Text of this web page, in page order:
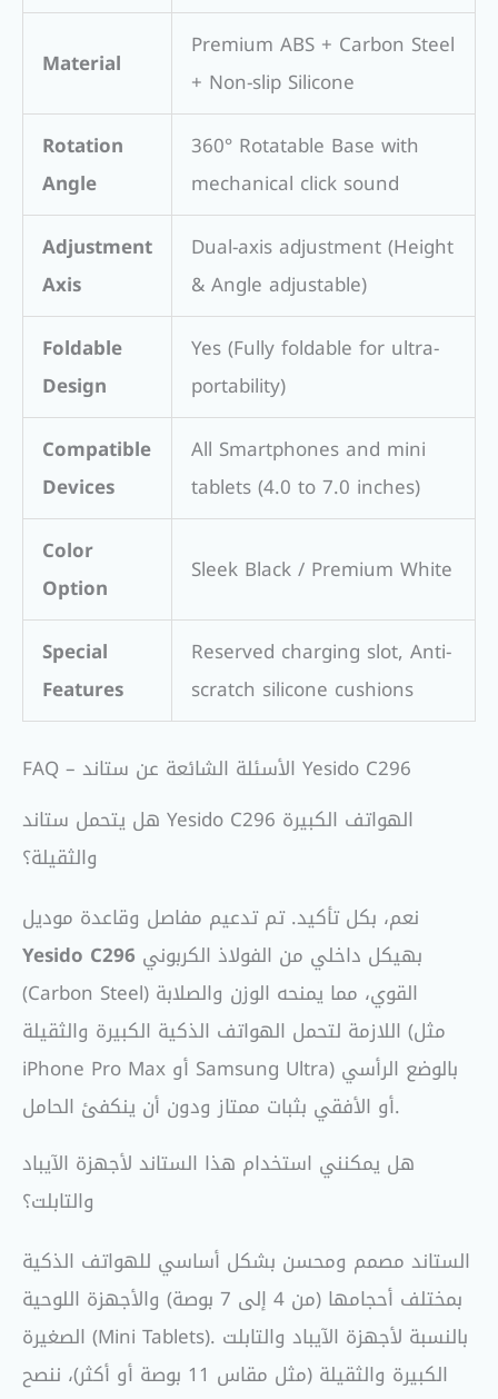
Material
Premium ABS + Carbon Steel
+ Non-slip Silicone
Rotation
Angle
360° Rotatable Base with
mechanical click sound
Adjustment
Axis
Dual-axis adjustment (Height
& Angle adjustable)
Foldable
Design
Yes (Fully foldable for ultra-
portability)
Compatible
Devices
All Smartphones and mini
tablets (4.0 to 7.0 inches)
Color
Option
Sleek Black / Premium White
Special
Features
Reserved charging slot, Anti-
scratch silicone cushions
FAQ – الأسئلة الشائعة عن ستاند Yesido C296
هل يتحمل ستاند Yesido C296 الهواتف الكبيرة
والثقيلة؟
نعم، بكل تأكيد. تم تدعيم مفاصل وقاعدة موديل
Yesido C296 بهيكل داخلي من الفولاذ الكربوني
(Carbon Steel) القوي، مما يمنحه الوزن والصلابة
اللازمة لتحمل الهواتف الذكية الكبيرة والثقيلة (مثل
iPhone Pro Max أو Samsung Ultra) بالوضع الرأسي
أو الأفقي بثبات ممتاز ودون أن ينكفئ الحامل.
هل يمكنني استخدام هذا الستاند لأجهزة الآيباد
والتابلت؟
الستاند مصمم ومحسن بشكل أساسي للهواتف الذكية
بمختلف أحجامها (من 4 إلى 7 بوصة) والأجهزة اللوحية
الصغيرة (Mini Tablets). بالنسبة لأجهزة الآيباد والتابلت
الكبيرة والثقيلة (مثل مقاس 11 بوصة أو أكثر)، ننصح